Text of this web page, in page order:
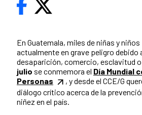
En Guatemala, miles de niñas y
actualmente en grave peligro debido
desaparición, comercio, esclavitud
julio se conmemora el Día Mundial
Personas
, y desde el CCE/G
diálogo crítico acerca de la
niñez en el país.